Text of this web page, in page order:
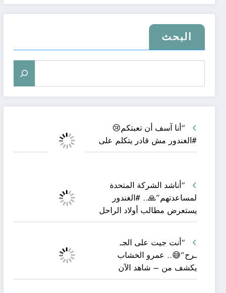
البحث
“أنا آسف أن تعبتكم😢
#الغندور مش قادر يتكلم على
“أناشد الشركة المتحدة
لمساعدتهم”🙏.. #الغندور
يستعرض مطالب أولاد الراحل
“أنت جيت على الجـ
ـرح”😅.. عمرو الخشاب
يكشف من – شاهد الآن